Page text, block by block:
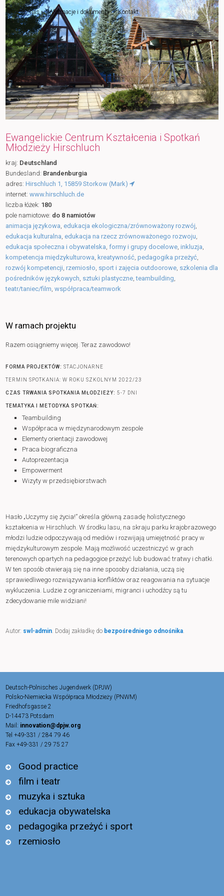
do
tekstu
O nas Informacje i dokumenty Kontakt
Ewangelickie Centrum Kształcenia i Spotkań
Młodzieży Hirschluch
kraj: Deutschland
Bundesland: Brandenburgia
adres:Hirschluch 1, 15859 Storkow (Mark)
internet:www.hirschluch.de
liczba łóżek: 180
pole namiotowe: do 8 namiotów
animacja językowa, edukacja ekologiczna/zrównoważony rozwój,
edukacja kulturalna, edukacja na rzecz zrównoważonego rozwoju,
edukacja społeczna i obywatelska,formy i grupy docelowe,inkluzja,
kompetencja międzykulturowa, kreatywność,pedagogika przeżyć,
rozwój kompetencji,rzemiosło, sport i zajęcia outdoorowe, szkolenia dla
pośredników językowych, sztuki plastyczne,teambuilding,
teatr/taniec/film,współpraca/teamwork
W ramach projektu
Razem osiągniemy więcej. Teraz zawodowo!
FORMA PROJEKTÓW: STACJONARNE
TERMIN SPOTKANIA: W ROKU SZKOLNYM 2022/23
CZAS TRWANIA SPOTKANIA MŁODZIEŻY: 5-7 DNI
TEMATYKA I METODYKA SPOTKAŃ:
Teambuilding
Współpraca w międzynarodowym zespole
Elementy orientacji zawodowej
Praca biograficzna
Autoprezentacja
Empowerment
Wizyty w przedsiębiorstwach
Hasło „Uczymy się życia!” określa główną zasadę holistycznego
kształcenia w Hirschluch. W środku lasu, na skraju parku krajobrazowego
młodzi ludzie odpoczywają od mediów i rozwijają umiejętność pracy w
międzykulturowym zespole. Mają możliwość uczestniczyć w grach
terenowych opartych na pedagogice przeżyć lub budować tratwy i chatki.
W ten sposób otwierają się na inne sposoby działania, uczą się
sprawiedliwego rozwiązywania konfliktów oraz reagowania na sytuacje
wykluczenia. Ludzie z ograniczeniami, migranci i uchodźcy są tu
zdecydowanie mile widziani!
Autor: swl-admin. Dodaj zakładkę do bezpośredniego odnośnika.
Deutsch-Polnisches Jugendwerk (DPJW)
Polsko-Niemiecka Współpraca Młodzieży (PNWM)
Friedhofsgasse 2
D-14473 Potsdam
Mail: innovation@dpjw.org
Tel +49-331 / 284 79 46
Fax +49-331 / 29 75 27
Good practice
film i teatr
muzyka i sztuka
edukacja obywatelska
pedagogika przeżyć i sport
rzemiosło